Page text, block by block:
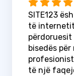
SITE123
të internetit
përdoruesit
bisedës
të një